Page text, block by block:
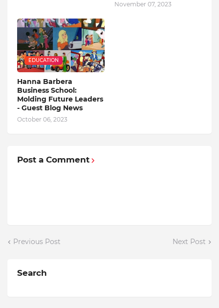
November 07, 2023
EDUCATION
Hanna Barbera
Business School:
Molding Future Leaders
- Guest Blog News
October 06, 2023
Post a Comment
Previous Post Next Post
Search